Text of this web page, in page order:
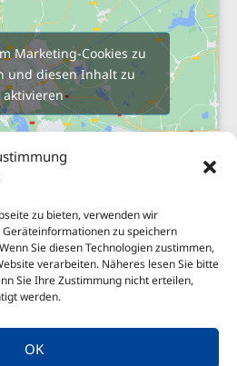
zu bieten, verwenden wir
zu speichern
Sie diesen Technologien zustimmen,
verarbeiten. Näheres lesen Sie bitte
Sie Ihre Zustimmung nicht erteilen,
werden.
OK
Marketing-Cookies zu
und diesen Inhalt zu
aktivieren